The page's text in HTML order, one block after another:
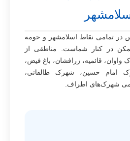
در تمامی نقاط اسلامشهر و حومه
در کنار شماست. مناطقی از
واوان، قائمیه، زرافشان، باغ فیض،
امام حسین، شهرک طالقانی،
شهرک‌های اطراف.